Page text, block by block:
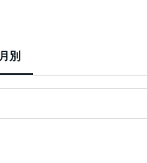
月別